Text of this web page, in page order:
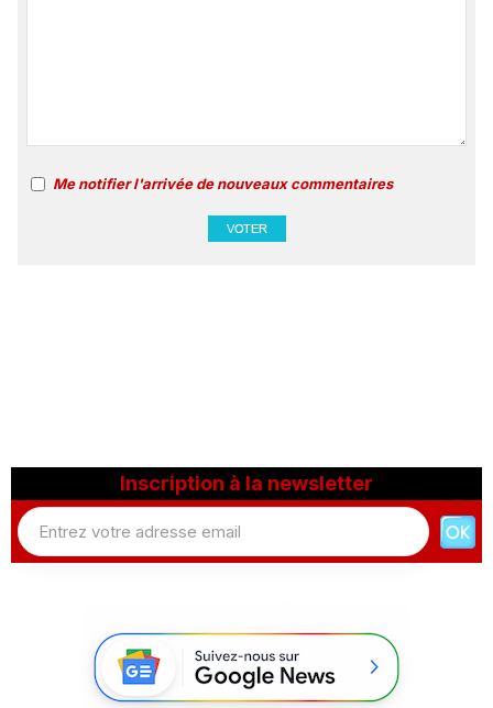
Me notifier l'arrivée de nouveaux commentaires
Inscription à la newsletter